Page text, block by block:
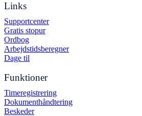
Links
Supportcenter
Gratis stopur
Ordbog
Arbejdstidsberegner
Dage til
Funktioner
Timeregistrering
Dokumenthåndtering
Beskeder